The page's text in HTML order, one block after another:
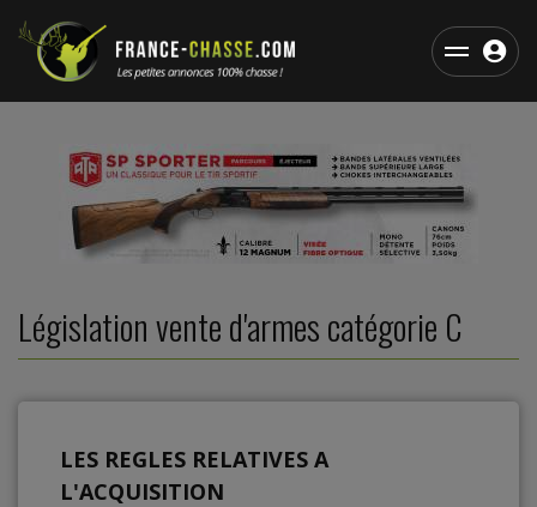
Législation vente d'armes catégorie C
LES REGLES RELATIVES A
L'ACQUISITION